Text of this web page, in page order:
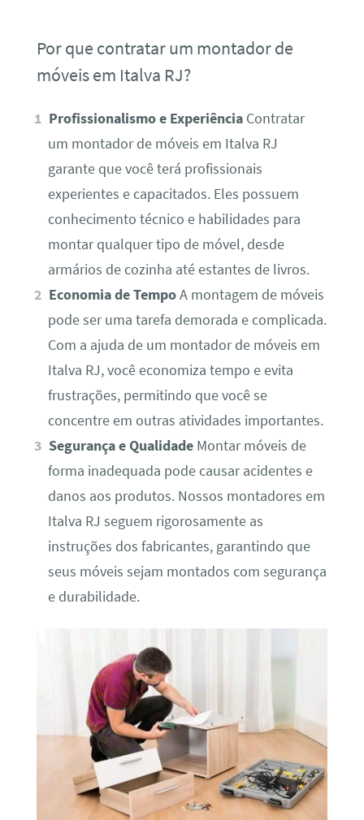
Por que contratar um montador de
móveis em Italva RJ?
Profissionalismo e Experiência Contratar
um montador de móveis em Italva RJ
garante que você terá profissionais
experientes e capacitados. Eles possuem
conhecimento técnico e habilidades para
montar qualquer tipo de móvel, desde
armários de cozinha até estantes de livros.
Economia de TempoA montagem de móveis
pode ser uma tarefa demorada e complicada.
Com a ajuda de um montador de móveis em
Italva RJ, você economiza tempo e evita
frustrações, permitindo que você se
concentre em outras atividades importantes.
Segurança e Qualidade Montar móveis de
forma inadequada pode causar acidentes e
danos aos produtos. Nossos montadores em
Italva RJ seguem rigorosamente as
instruções dos fabricantes, garantindo que
seus móveis sejam montados com segurança
e durabilidade.